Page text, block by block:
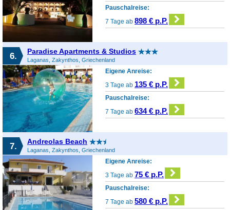
Pauschalreise:
7 Tage ab898 € p.P.
6. Paradise Apartments & Studios
Laganas, Zakynthos, Griechenland
Eigene Anreise:
3 Tage ab 135 € p.P.
Pauschalreise:
7 Tage ab634 € p.P.
7. Andreolas Beach
Laganas, Zakynthos, Griechenland
Eigene Anreise:
3 Tage ab75 € p.P.
Pauschalreise:
7 Tage ab580 € p.P.